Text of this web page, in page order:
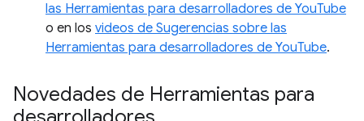
las Herramientas para desarrolladores de YouTube
o en los videos de Sugerencias sobre las
Herramientas para desarrolladores de YouTube.
Novedades de Herramientas para